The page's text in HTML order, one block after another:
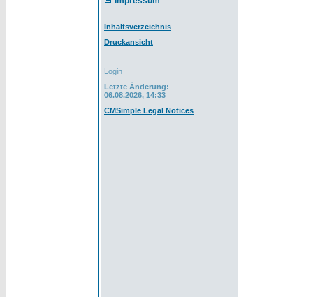
Inhaltsverzeichnis
Druckansicht
Login
Letzte Änderung:
06.08.2026, 14:33
CMSimple Legal Notices